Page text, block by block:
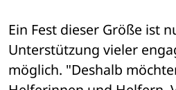
Ein Fest dieser Größe ist
Unterstützung vieler
möglich. "Deshalb